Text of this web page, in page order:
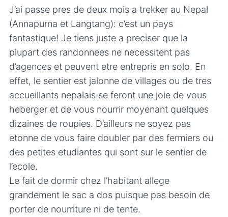
J’ai passe pres de deux mois a trekker au Nepal
(Annapurna et Langtang): c’est un pays
fantastique! Je tiens juste a preciser que la
plupart des randonnees ne necessitent pas
d’agences et peuvent etre entrepris en solo. En
effet, le sentier est jalonne de villages ou de tres
accueillants nepalais se feront une joie de vous
heberger et de vous nourrir moyenant quelques
dizaines de roupies. D’ailleurs ne soyez pas
etonne de vous faire doubler par des fermiers ou
des petites etudiantes qui sont sur le sentier de
l’ecole.
Le fait de dormir chez l’habitant allege
grandement le sac a dos puisque pas besoin de
porter de nourriture ni de tente.